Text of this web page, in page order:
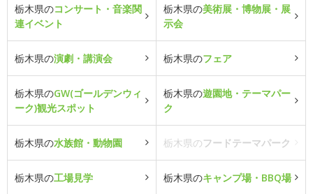
栃木県のコンサート・音楽関
連イベント
栃木県の美術展・博物展・展
示会
栃木県の演劇・講演会 栃木県のフェア
栃木県のGW(ゴールデンウィ
ーク)観光スポット
栃木県の遊園地・テーマパー
ク
栃木県の水族館・動物園 栃木県のフードテーマパーク
栃木県の工場見学 栃木県のキャンプ場・BBQ場